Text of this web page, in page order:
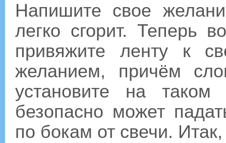
Напишите свое
легко сгорит. Теперь
привяжите ленту к
желанием, причём
установите на таком
безопасно может
по бокам от свечи.